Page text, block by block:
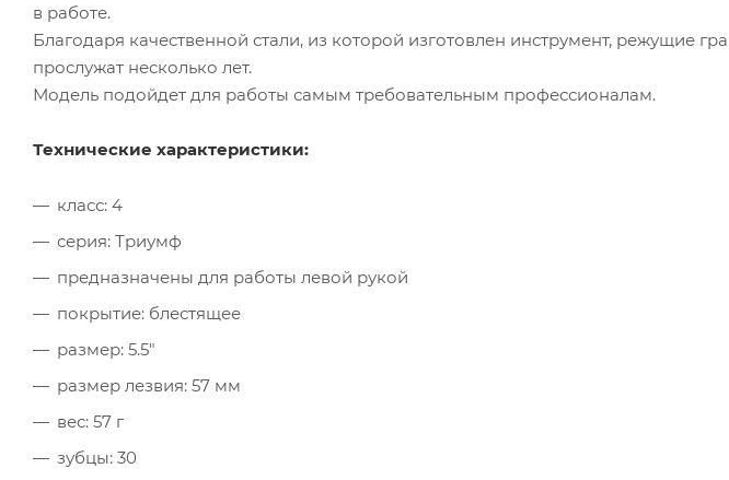
в работе.
Благодаря качественной стали, из которой изготовлен инструмент, режущие
прослужат несколько лет.
Модель подойдет для работы самым требовательным профессионалам.
Технические характеристики:
класс: 4
серия: Триумф
предназначены для работы левой рукой
покрытие: блестящее
размер: 5.5"
размер лезвия: 57 мм
вес: 57 г
зубцы: 30